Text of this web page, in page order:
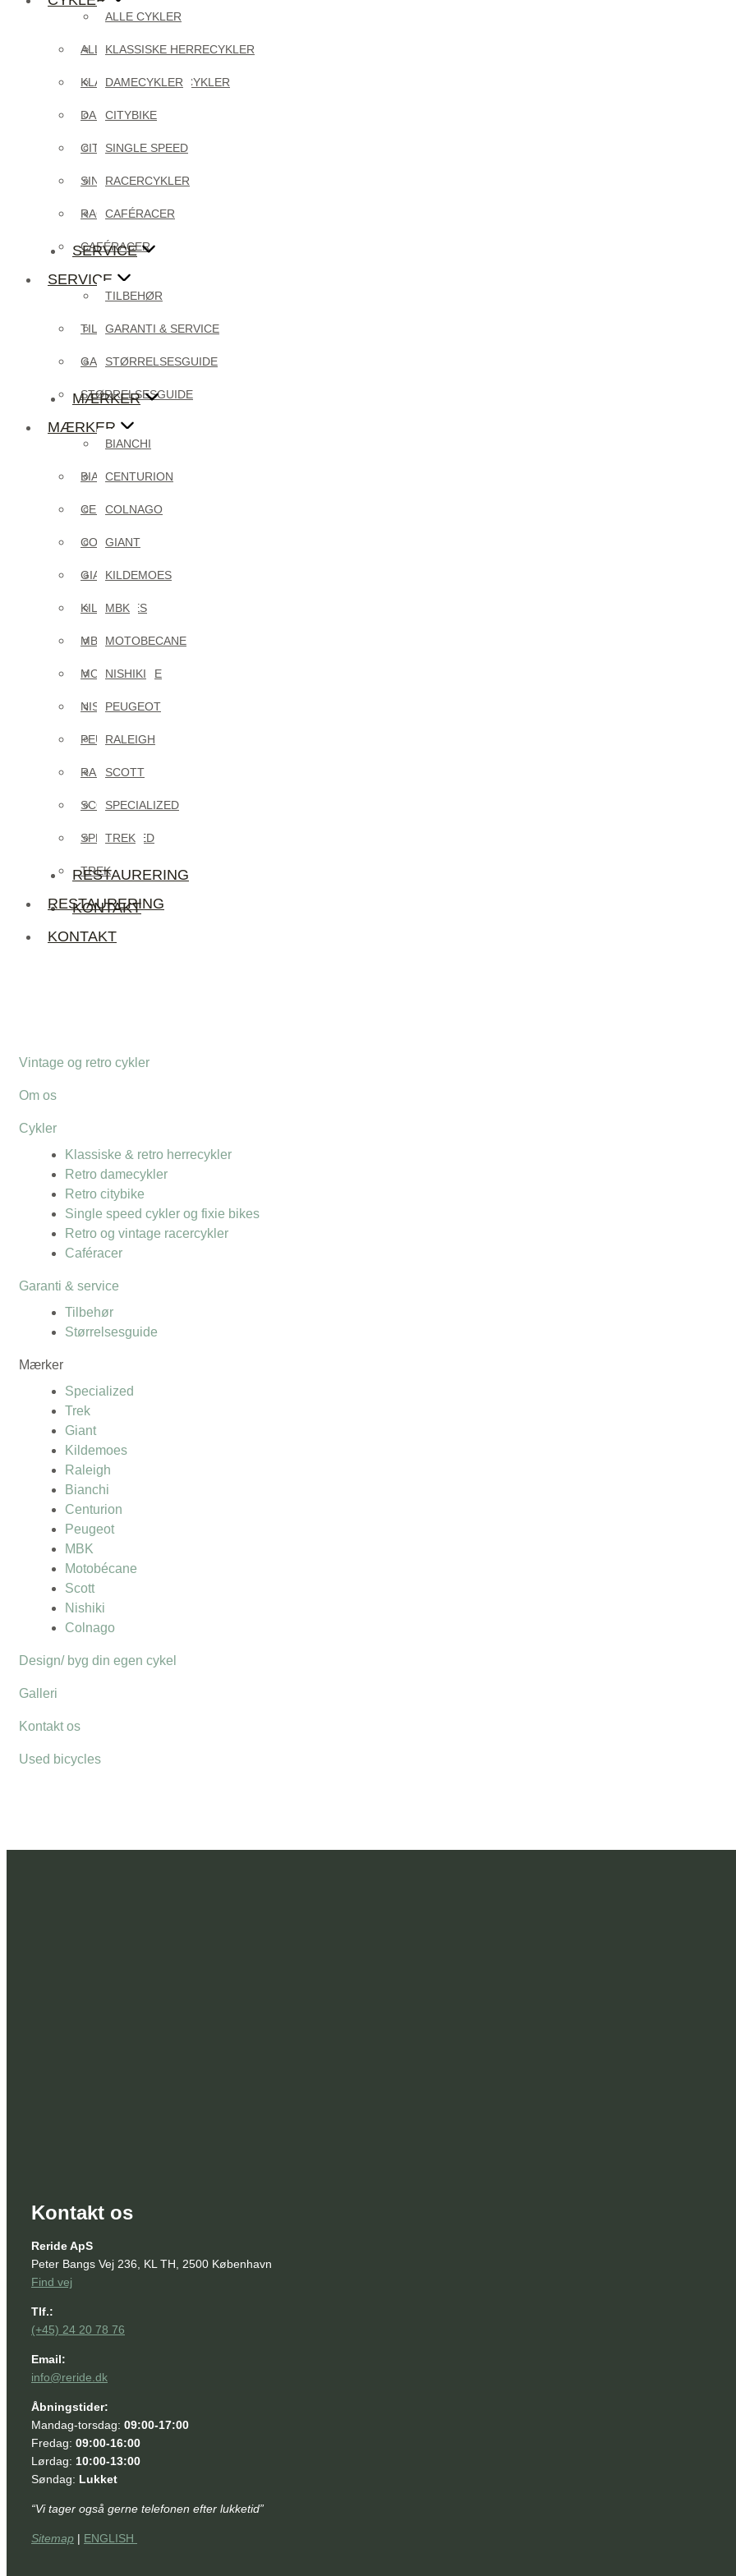
ALLE CYKLER
KLASSISKE HERRECYKLER
DAMECYKLER
CITYBIKE
SINGLE SPEED
RACERCYKLER
CAFÉRACER
SERVICE
TILBEHØR
GARANTI & SERVICE
STØRRELSESGUIDE
MÆRKER
BIANCHI
CENTURION
COLNAGO
GIANT
KILDEMOES
MBK
MOTOBECANE
NISHIKI
PEUGEOT
RALEIGH
SCOTT
SPECIALIZED
TREK
RESTAURERING
KONTAKT
ALLE CYKLER
KLASSISKE HERRECYKLER
DAMECYKLER
CITYBIKE
SINGLE SPEED
RACERCYKLER
CAFÉRACER
SERVICE
TILBEHØR
GARANTI & SERVICE
STØRRELSESGUIDE
MÆRKER
BIANCHI
CENTURION
COLNAGO
GIANT
KILDEMOES
MBK
MOTOBECANE
NISHIKI
PEUGEOT
RALEIGH
SCOTT
SPECIALIZED
TREK
RESTAURERING
KONTAKT
Vintage og retro cykler
Om os
Cykler
Klassiske & retro herrecykler
Retro damecykler
Retro citybike
Single speed cykler og fixie bikes
Retro og vintage racercykler
Caféracer
Garanti & service
Tilbehør
Størrelsesguide
Mærker
Specialized
Trek
Giant
Kildemoes
Raleigh
Bianchi
Centurion
Peugeot
MBK
Motobécane
Scott
Nishiki
Colnago
Design/ byg din egen cykel
Galleri
Kontakt os
Used bicycles
Kontakt os
Reride ApS
Peter Bangs Vej 236, KL TH, 2500 København
Find vej
Tlf.:
(+45) 24 20 78 76
Email:
info@reride.dk
Åbningstider:
Mandag-torsdag: 09:00-17:00
Fredag: 09:00-16:00
Lørdag: 10:00-13:00
Søndag: Lukket
“Vi tager også gerne telefonen efter lukketid”
Sitemap | ENGLISH